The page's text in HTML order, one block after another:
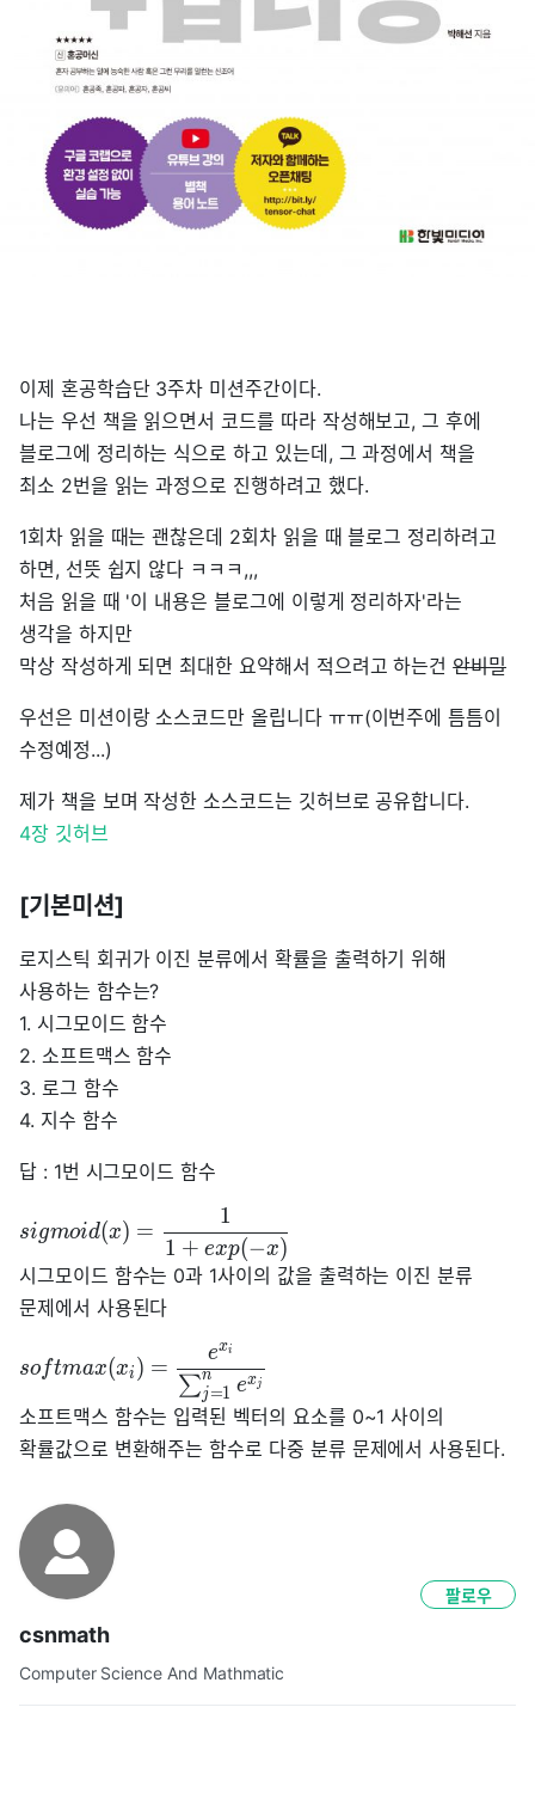
이제 혼공학습단 3주차 미션주간이다.
나는 우선 책을 읽으면서 코드를 따라 작성해보고, 그 후에
블로그에 정리하는 식으로 하고 있는데, 그 과정에서 책을
최소 2번을 읽는 과정으로 진행하려고 했다.
1회차 읽을 때는 괜찮은데 2회차 읽을 때 블로그 정리하려고
하면, 선뜻 쉽지 않다 ㅋㅋㅋ,,,
처음 읽을 때 '이 내용은 블로그에 이렇게 정리하자'라는
생각을 하지만
막상 작성하게 되면 최대한 요약해서 적으려고 하는건안비밀
우선은 미션이랑 소스코드만 올립니다 ㅠㅠ(이번주에 틈틈이
수정예정...)
제가 책을 보며 작성한 소스코드는 깃허브로 공유합니다.
4장 깃허브
[기본미션]
로지스틱 회귀가 이진 분류에서 확률을 출력하기 위해
사용하는 함수는?
1. 시그모이드 함수
2. 소프트맥스 함수
3. 로그 함수
4. 지수 함수
답 : 1번 시그모이드 함수
sigmoid(x) =
1 + exp(−x)
1
시그모이드 함수는 0과 1사이의 값을 출력하는 이진 분류
문제에서 사용된다
softmax(xi ) =
∑j =1
n exj
exi
소프트맥스 함수는 입력된 벡터의 요소를 0~1 사이의
확률값으로 변환해주는 함수로 다중 분류 문제에서 사용된다.
csnmath
Computer Science And Mathmatic
팔로우